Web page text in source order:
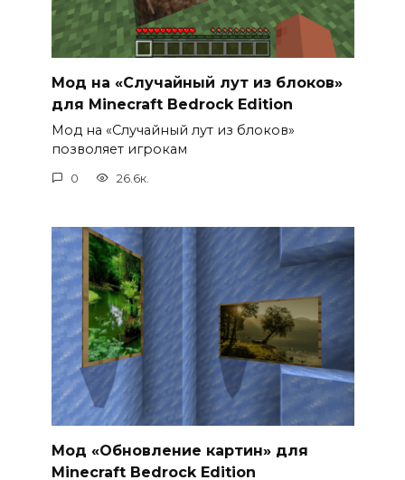
Мод на «Случайный лут из блоков»
для Minecraft Bedrock Edition
Мод на «Случайный лут из блоков»
позволяет игрокам
0 26.6к.
Мод «Обновление картин» для
Minecraft Bedrock Edition